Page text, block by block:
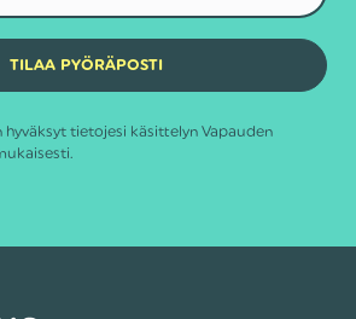
tietojesi käsittelyn Vapauden